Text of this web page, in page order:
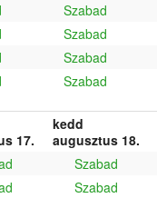
Szabad
Szabad
Szabad
Szabad
17.
kedd
augusztus 18.
Szabad
Szabad